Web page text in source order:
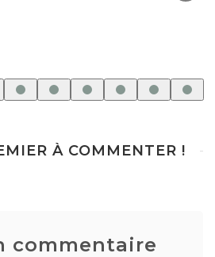
À COMMENTER !
commentaire